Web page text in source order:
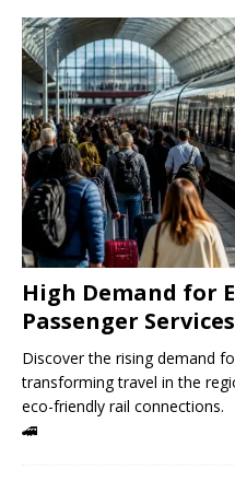
High Demand for
Passenger Services
Discover the rising demand
transforming travel in the
eco-friendly rail connections.
🚄